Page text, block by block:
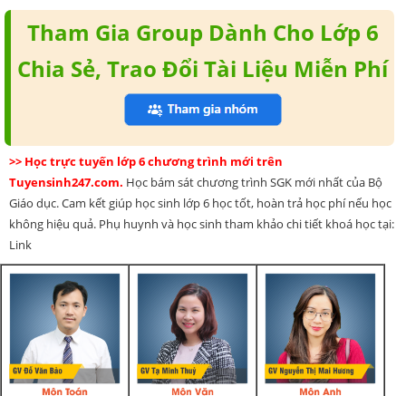
Tham Gia Group Dành Cho Lớp 6
Chia Sẻ, Trao Đổi Tài Liệu Miễn Phí
>> Học trực tuyến lớp 6 chương trình mới trên
Tuyensinh247.com. Học bám sát chương trình SGK mới nhất của Bộ
Giáo dục. Cam kết giúp học sinh lớp 6 học tốt, hoàn trả học phí nếu học
không hiệu quả. Phụ huynh và học sinh tham khảo chi tiết khoá học tại:
Link